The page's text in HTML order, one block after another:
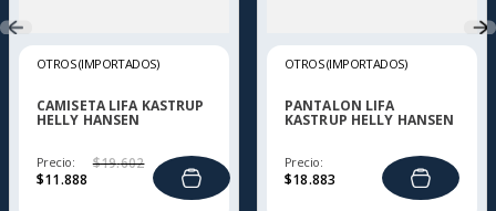
OTROS (IMPORTADOS)
CAMISETA LIFA KASTRUP
HELLY HANSEN
Precio:
$11.888
$19.602
OTROS (IMPORTADOS)
PANTALON LIFA
KASTRUP HELLY HANSEN
Precio:
$18.883